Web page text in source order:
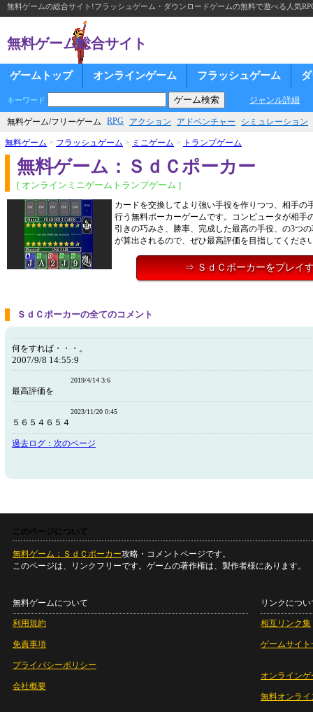
無料ゲームの総合サイト!フラッシュゲーム・ダウンロードゲームの無料で遊べる人気
無料ゲーム総合サイト
ゲームトップ オンラインゲーム フラッシュゲーム
キーワード ジャンル詳細
無料ゲーム/フリーゲーム RPG アクション アドベンチャー シミュレーション
無料ゲーム > フラッシュゲーム > ミニゲーム > トランプゲーム
無料ゲーム：ＳｄＣポーカー
[ オンラインミニゲームトランプゲーム ]
カードを交換してより強い手役を作りつつ、相手の
行う無料ポーカーゲームです。コンピュータが相手
引きの巧みさ、勝率、完成した最高の手役、の3つ
が算出されるので、ぜひ最高評価を目指してくださ
⇒ ＳｄＣポーカーをプレイ
ＳｄＣポーカーの全てのコメント
何をすれば・・・。
2007/9/8 14:55:9
2019/4/14 3:6
最高評価を
2023/11/20 0:45
５６５４６５４
過去ログ：次のページ
このページについて
無料ゲーム：ＳｄＣポーカー攻略・コメントページです。
このページは、リンクフリーです。ゲームの著作権は、製作者様にあります。
無料ゲームについて
利用規約
免責事項
プライバシーポリシー
会社概要
リンクについ
相互リンク集
ゲームサイト
オンラインゲ
無料オンライ